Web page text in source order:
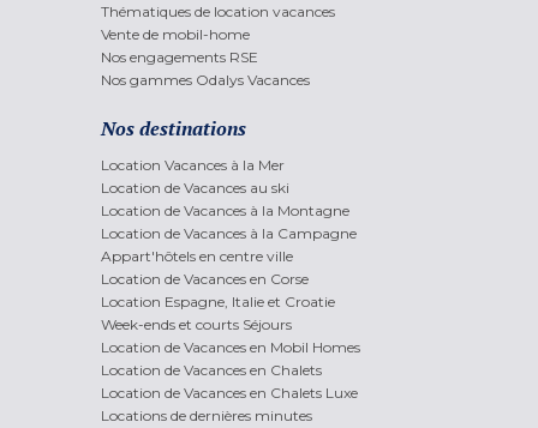
Thématiques de location vacances
Vente de mobil-home
Nos engagements RSE
Nos gammes Odalys Vacances
Nos destinations
Location Vacances à la Mer
Location de Vacances au ski
Location de Vacances à la Montagne
Location de Vacances à la Campagne
Appart'hôtels en centre ville
Location de Vacances en Corse
Location Espagne, Italie et Croatie
Week-ends et courts Séjours
Location de Vacances en Mobil Homes
Location de Vacances en Chalets
Location de Vacances en Chalets Luxe
Locations de dernières minutes